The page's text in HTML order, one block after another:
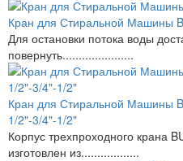
Кран для Стиральной Машины
Для остановки потока воды
повернуть......................
Кран для Стиральной Машины
1/2"-3/4"-1/2"
Корпус трехпроходного крана
изготовлен из..................